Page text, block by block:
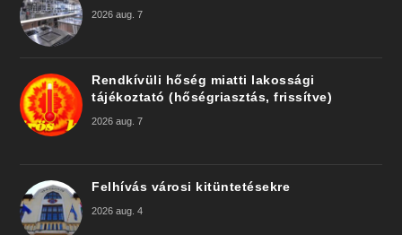
2026 aug. 7
Rendkívüli hőség miatti lakossági
tájékoztató (hőségriasztás, frissítve)
2026 aug. 7
Felhívás városi kitüntetésekre
2026 aug. 4